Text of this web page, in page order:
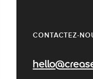
CONTACTEZ-